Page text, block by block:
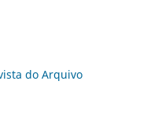
do Arquivo